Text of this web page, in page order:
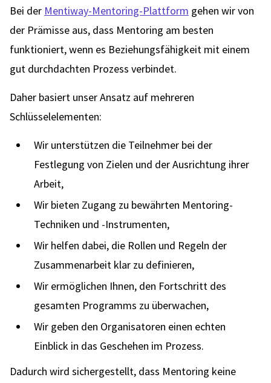
Bei der Mentiway-Mentoring-Plattform gehen wir von
der Prämisse aus, dass Mentoring am besten
funktioniert, wenn es Beziehungsfähigkeit mit einem
gut durchdachten Prozess verbindet.
Daher basiert unser Ansatz auf mehreren
Schlüsselelementen:
Wir unterstützen die Teilnehmer bei der
Festlegung von Zielen und der Ausrichtung ihrer
Arbeit,
Wir bieten Zugang zu bewährten Mentoring-
Techniken und -Instrumenten,
Wir helfen dabei, die Rollen und Regeln der
Zusammenarbeit klar zu definieren,
Wir ermöglichen Ihnen, den Fortschritt des
gesamten Programms zu überwachen,
Wir geben den Organisatoren einen echten
Einblick in das Geschehen im Prozess.
Dadurch wird sichergestellt, dass Mentoring keine